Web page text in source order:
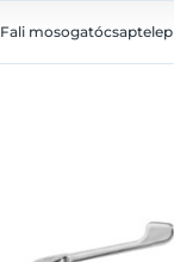
Fali mosogatócsaptelep